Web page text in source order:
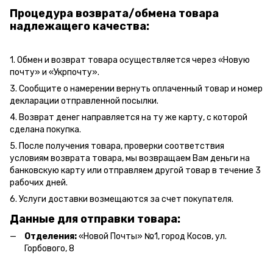
Процедура возврата/обмена товара
надлежащего качества:
1. Обмен и возврат товара осуществляется через «Новую
почту» и «Укрпочту».
3. Сообщите о намерении вернуть оплаченный товар и номер
декларации отправленной посылки.
4. Возврат денег направляется на ту же карту, с которой
сделана покупка.
5. После получения товара, проверки соответствия
условиям возврата товара, мы возвращаем Вам деньги на
банковскую карту или отправляем другой товар в течение 3
рабочих дней.
6. Услуги доставки возмещаются за счет покупателя.
Данные для отправки товара:
Отделения:«Новой Почты» №1, город Косов,ул.
Горбового, 8